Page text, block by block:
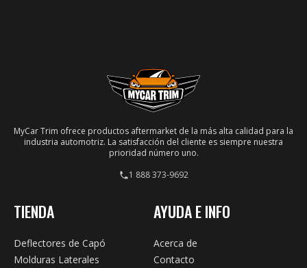
MyCar Trim ofrece productos aftermarket de la más alta calidad para la
industria automotriz. La satisfacción del cliente es siempre nuestra
prioridad número uno.
1 888 373-9692
TIENDA
Deflectores de Capó
Molduras Laterales
AYUDA E INFO
Acerca de
Contacto